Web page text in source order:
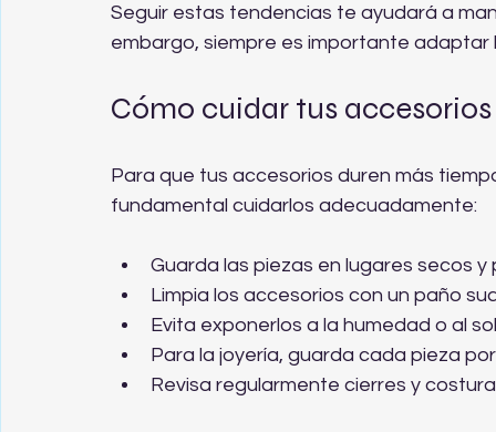
Seguir estas tendencias te ayudará a
embargo, siempre es importante
Cómo cuidar tus
Para que tus accesorios duren más
fundamental cuidarlos adecuadamente:
Guarda las piezas en lugares secos
Limpia los accesorios con un paño
Evita exponerlos a la humedad o al
Para la joyería, guarda cada pieza
Revisa regularmente cierres y